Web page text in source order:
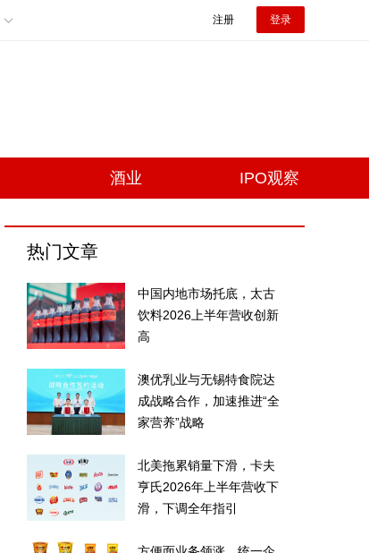
注册 登录
酒业 IPO观察
热门文章
中国内地市场托底，太古
饮料2026上半年营收创新
高
澳优乳业与无锡特食院达
成战略合作，加速推进“全
家营养”战略
北美拖累销量下滑，卡夫
亨氏2026年上半年营收下
滑，下调全年指引